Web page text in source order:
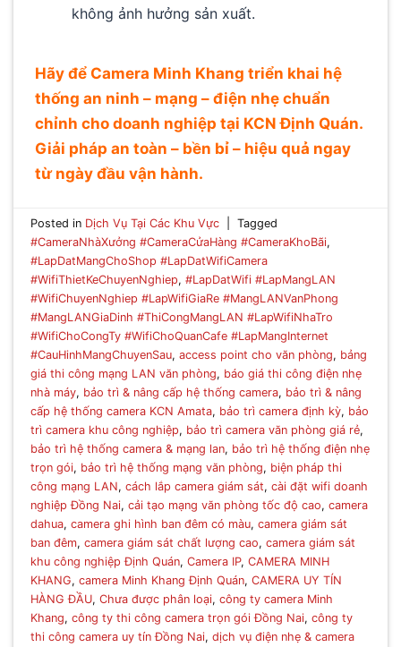
không ảnh hưởng sản xuất.
Hãy để Camera Minh Khang triển khai hệ
thống an ninh – mạng – điện nhẹ chuẩn
chỉnh cho doanh nghiệp tại KCN Định Quán.
Giải pháp an toàn – bền bỉ – hiệu quả ngay
từ ngày đầu vận hành.
Posted in Dịch Vụ Tại Các Khu Vực
Tagged
#CameraNhàXưởng #CameraCửaHàng #CameraKhoBãi,
#LapDatMangChoShop #LapDatWifiCamera
#WifiThietKeChuyenNghiep,#LapDatWifi #LapMangLAN
#WifiChuyenNghiep #LapWifiGiaRe #MangLANVanPhong
#MangLANGiaDinh #ThiCongMangLAN #LapWifiNhaTro
#WifiChoCongTy #WifiChoQuanCafe #LapMangInternet
#CauHinhMangChuyenSau,access point cho văn phòng, bảng
giá thi công mạng LAN văn phòng, báo giá thi công điện nhẹ
nhà máy, bảo trì & nâng cấp hệ thống camera, bảo trì & nâng
cấp hệ thống camera KCN Amata, bảo trì camera định kỳ, bảo
trì camera khu công nghiệp, bảo trì camera văn phòng giá rẻ,
bảo trì hệ thống camera & mạng lan, bảo trì hệ thống điện nhẹ
trọn gói, bảo trì hệ thống mạng văn phòng, biện pháp thi
công mạng LAN,cách lắp camera giám sát,cài đặt wifi doanh
nghiệp Đồng Nai,cải tạo mạng văn phòng tốc độ cao,camera
dahua,camera ghi hình ban đêm có màu,camera giám sát
ban đêm,camera giám sát chất lượng cao,camera giám sát
khu công nghiệp Định Quán,Camera IP,CAMERA MINH
KHANG,camera Minh Khang Định Quán,CAMERA UY TÍN
HÀNG ĐẦU,Chưa được phân loại,công ty camera Minh
Khang,công ty thi công camera trọn gói Đồng Nai,công ty
thi công camera uy tín Đồng Nai,dịch vụ điện nhẹ & camera